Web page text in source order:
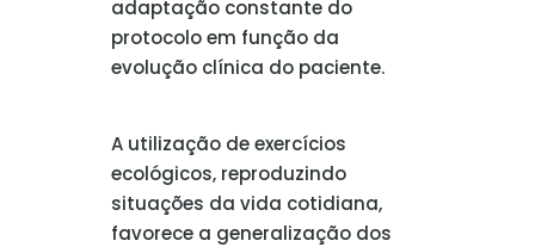
adaptação constante do
protocolo em função da
evolução clínica do paciente.
A utilização de exercícios
ecológicos, reproduzindo
situações da vida cotidiana,
favorece a generalização dos